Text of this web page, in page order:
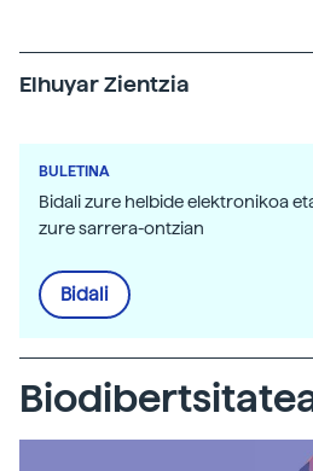
Elhuyar Zientzia
BULETINA
Bidali zure helbide elektronikoa
zure sarrera-ontzian
Bidali